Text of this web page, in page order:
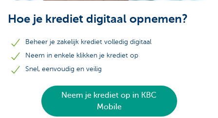
Hoe je krediet digitaal opnemen?
Beheer je zakelijk krediet volledig digitaal
Neem in enkele klikken je krediet op
Snel, eenvoudig en veilig
Neem je krediet op in KBC
Mobile